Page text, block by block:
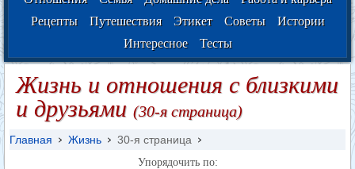
Рецепты
Путешествия Этикет Советы
Истории
Интересное
Тесты
Жизнь и отношения с близкими
и друзьями (30-я страница)
Главная Жизнь 30-я страница
Упорядочить по: